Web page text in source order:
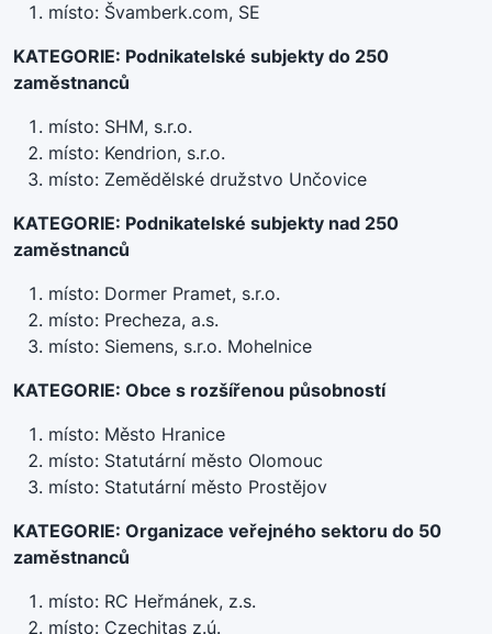
místo: Švamberk.com, SE
KATEGORIE: Podnikatelské subjekty do 250
zaměstnanců
místo: SHM, s.r.o.
místo: Kendrion, s.r.o.
místo: Zemědělské družstvo Unčovice
KATEGORIE: Podnikatelské subjekty nad 250
zaměstnanců
místo: Dormer Pramet, s.r.o.
místo: Precheza, a.s.
místo: Siemens, s.r.o. Mohelnice
KATEGORIE: Obce s rozšířenou působností
místo: Město Hranice
místo: Statutární město Olomouc
místo: Statutární město Prostějov
KATEGORIE: Organizace veřejného sektoru do 50
zaměstnanců
místo: RC Heřmánek, z.s.
místo: Czechitas z.ú.